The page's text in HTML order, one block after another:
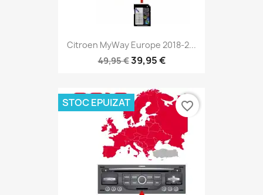
Citroen MyWay Europe 2018-2...
49,95 €39,95 €
STOC EPUIZAT favorite_border